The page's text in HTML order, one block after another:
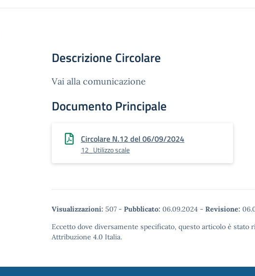
Descrizione Circolare
Vai alla comunicazione
Documento Principale
Circolare N.12 del 06/09/2024
12_Utilizzo scale
Visualizzazioni: 507 - Pubblicato: 06.09.2024 - Revisione:
Eccetto dove diversamente specificato, questo articolo è stato
Attribuzione 4.0 Italia.